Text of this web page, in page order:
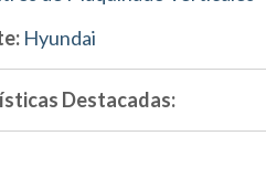
Hyundai
Destacadas: